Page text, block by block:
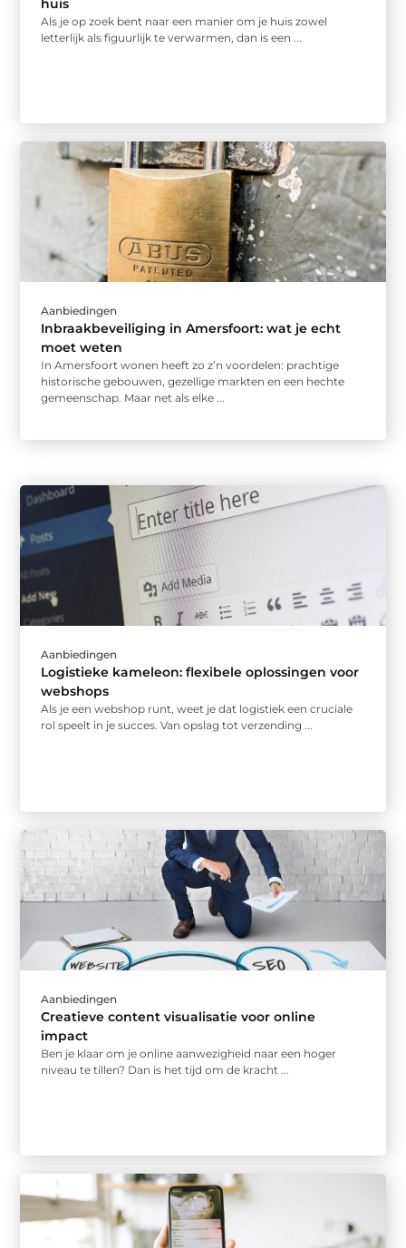
huis
Als je op zoek bent naar een manier om je huis zowel
letterlijk als figuurlijk te verwarmen, dan is een ...
Aanbiedingen
Inbraakbeveiliging in Amersfoort: wat je echt
moet weten
In Amersfoort wonen heeft zo z’n voordelen: prachtige
historische gebouwen, gezellige markten en een hechte
gemeenschap. Maar net als elke ...
Aanbiedingen
Logistieke kameleon: flexibele oplossingen voor
webshops
Als je een webshop runt, weet je dat logistiek een cruciale
rol speelt in je succes. Van opslag tot verzending ...
Aanbiedingen
Creatieve content visualisatie voor online
impact
Ben je klaar om je online aanwezigheid naar een hoger
niveau te tillen? Dan is het tijd om de kracht ...